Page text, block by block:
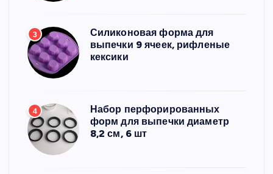
3
Силиконовая форма для
выпечки 9 ячеек, рифленые
кексики
4
Набор перфорированных
форм для выпечки диаметр
8,2 см, 6 шт